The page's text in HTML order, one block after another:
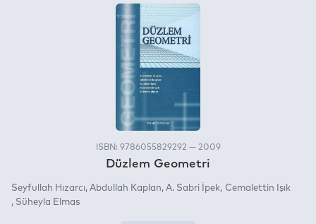
ISBN: 9786055829292 — 2009
Düzlem Geometri
Seyfullah Hızarcı Abdullah Kaplan A. Sabri İpek
Cemalettin Işık
Süheyla Elmas